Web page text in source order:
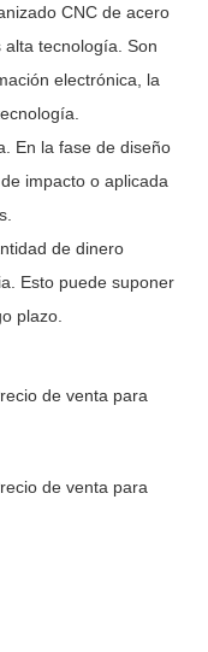
CNC de acero
alta tecnología. Son
electrónica, la
En la fase de diseño
impacto o aplicada
de dinero
Esto puede suponer
plazo.